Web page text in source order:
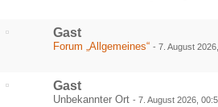
Gast
Forum „Allgemeines“ - 7. August
Gast
Unbekannter Ort - 7. August 2026,